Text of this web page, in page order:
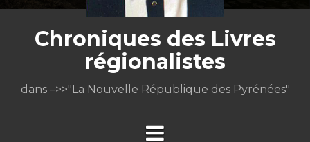
Chroniques des Livres
régionalistes
dans –>>"La Nouvelle République des Pyrénées"